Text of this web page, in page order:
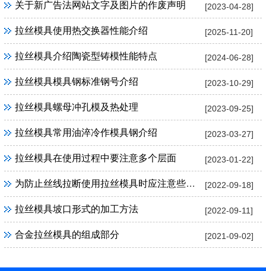
[2023-04-28]
关于新广告法网站文字及图片的作废声明
[2025-11-20]
拉丝模具使用热交换器性能介绍
[2024-06-28]
拉丝模具介绍陶瓷型铸模性能特点
[2023-10-29]
拉丝模具模具钢标准钢号介绍
[2023-09-25]
拉丝模具螺母冲孔模及热处理
[2023-03-27]
拉丝模具常用油淬冷作模具钢介绍
[2023-01-22]
拉丝模具在使用过程中要注意多个层面
[2022-09-18]
为防止丝线拉断使用拉丝模具时应注意些什么
[2022-09-11]
拉丝模具坡口形式的加工方法
[2021-09-02]
合金拉丝模具的组成部分